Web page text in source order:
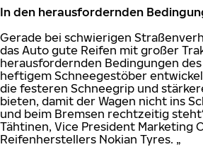
In den herausfordernden
Gerade bei schwierigen
das Auto gute Reifen mit großer
herausfordernden Bedingungen
heftigem Schneegestöber
die festeren Schneegrip und
bieten, damit der Wagen nicht ins
und beim Bremsen rechtzeitig
Tähtinen, Vice President Marketing
Reifenherstellers Nokian Tyres. „